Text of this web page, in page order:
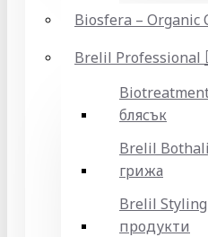
Biosfera – Organic
Brelil Professional
блясък
Brelil
грижа
Brelil
продукти